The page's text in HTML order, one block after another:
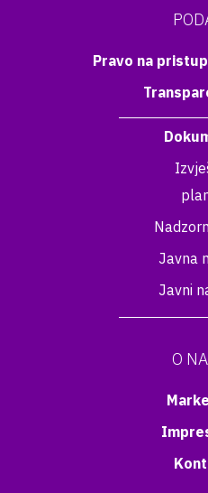
Pravo na
Javna
Javni
O